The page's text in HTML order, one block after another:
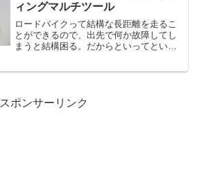
ィングマルチツール
ロードバイクって結構な長距離を走るこ
とができるので、出先で何か故障してし
まうと結構困る。だからといってといっ
スポンサーリンク